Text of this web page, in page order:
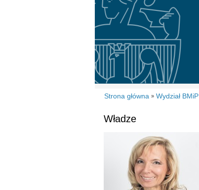
Strona główna » Wydział BMiP
Władze